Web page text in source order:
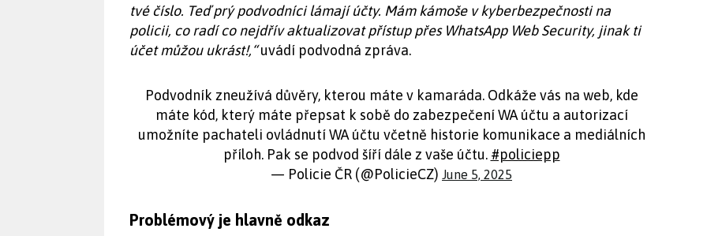
tvé číslo. Teď prý podvodníci lámají účty. Mám kámoše v kyberbezpečnosti na
policii, co radí co nejdřív aktualizovat přístup přes WhatsApp Web Security, jinak ti
účet můžou ukrást!,“uvádí podvodná zpráva.
Podvodník zneužívá důvěry, kterou máte v kamaráda. Odkáže vás na web, kde
máte kód, který máte přepsat k sobě do zabezpečení WA účtu a autorizací
umožníte pachateli ovládnutí WA účtu včetně historie komunikace a mediálních
příloh. Pak se podvod šíří dále z vaše účtu. #policiepp
— Policie ČR (@PolicieCZ) June 5, 2025
Problémový je hlavně odkaz